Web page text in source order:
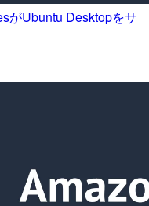
がUbuntu Desktopをサ